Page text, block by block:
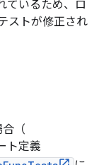
ているため、ロ
ストが修正され
（
ト定義